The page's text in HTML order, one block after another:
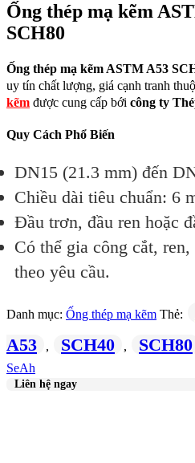
Ống thép mạ kẽm
SCH80
Ống thép mạ kẽm ASTM A53
uy tín chất lượng, giá cạnh tranh
kẽm được cung cấp bới công ty
Quy Cách Phổ Biến
DN15 (21.3 mm) đến
Chiều dài tiêu chuẩn: 6
Đầu trơn, đầu ren hoặc
Có thể gia công cắt,
theo yêu cầu.
Danh mục: Ống thép mạ kẽm Thẻ:
A53
, SCH40 , SCH80
SeAh
Liên hệ ngay